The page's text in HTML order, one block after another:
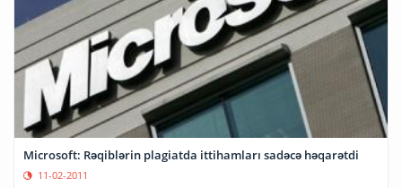
Microsoft: Rəqiblərin plagiatda ittihamları sadəcə həqarətdi
11-02-2011